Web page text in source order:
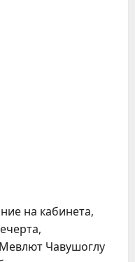
на кабинета,
Чавушоглу